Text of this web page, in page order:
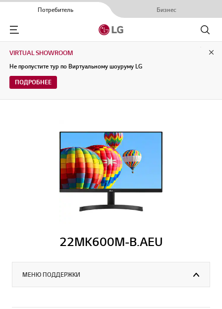
Потребитель Бизнес
Menu
Поиск
VIRTUAL SHOWROOM
Не пропустите тур по Виртуальному шоуруму LG
ПОДРОБНЕЕ
22MK600M-B.AEU
МЕНЮ ПОДДЕРЖКИ